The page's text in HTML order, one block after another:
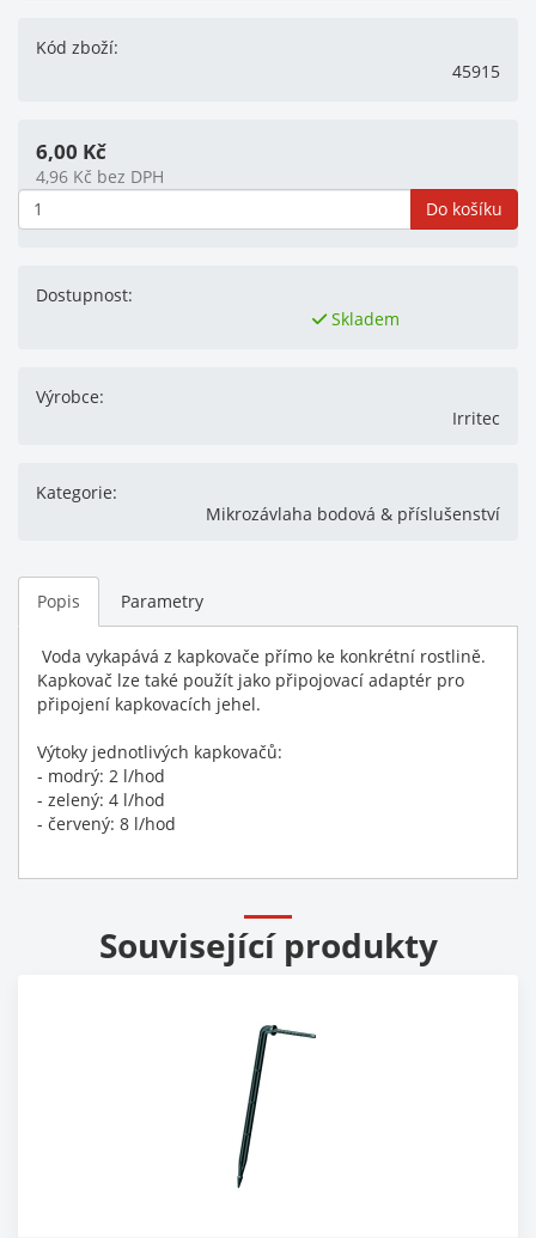
Kód zboží:
45915
6,00 Kč
4,96 Kč bez DPH
Do košíku
Dostupnost:
Skladem
Výrobce:
Irritec
Kategorie:
Mikrozávlaha bodová & příslušenství
Popis Parametry
Voda vykapává z kapkovače přímo ke konkrétní rostlině.
Kapkovač lze také použít jako připojovací adaptér pro
připojení kapkovacích jehel.
Výtoky jednotlivých kapkovačů:
- modrý: 2 l/hod
- zelený: 4 l/hod
- červený: 8 l/hod
Související produkty